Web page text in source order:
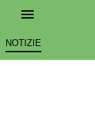
NOTIZIE